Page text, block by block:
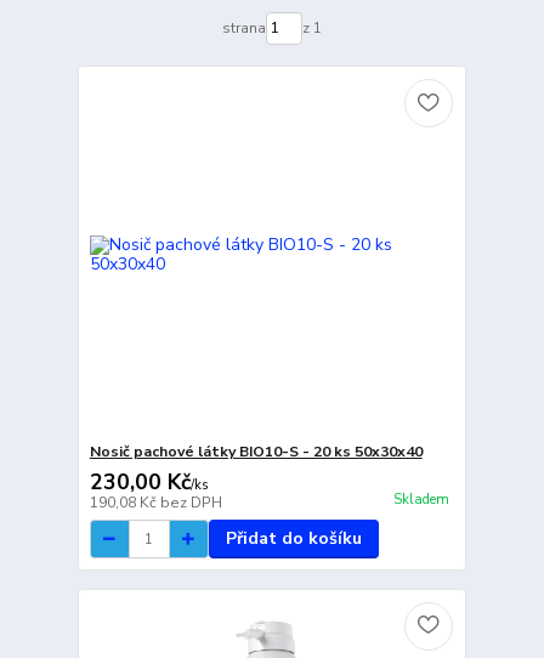
strana z 1
Nosič pachové látky BIO10-S - 20 ks 50x30x40
230,00 Kč/ks
190,08 Kč bez DPH Skladem
Přidat do košíku